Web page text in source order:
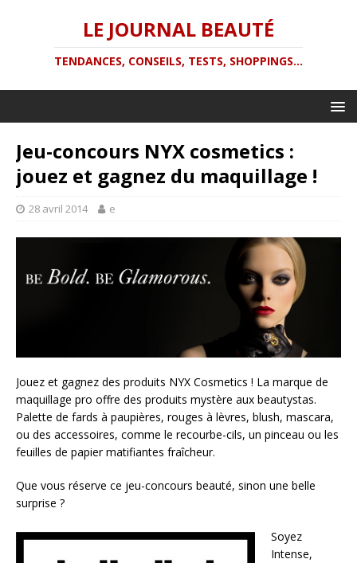
LE JOURNAL BEAUTÉ
TENDANCES, CONSEILS, TESTS, SHOPPINGS...
Jeu-concours NYX cosmetics :
jouez et gagnez du maquillage !
28 avril 2014 e
Jouez et gagnez des produits NYX Cosmetics ! La marque de
maquillage pro offre des produits mystère aux beautystas.
Palette de fards à paupières, rouges à lèvres, blush, mascara,
ou des accessoires, comme le recourbe-cils, un pinceau ou les
feuilles de papier matifiantes fraîcheur.
Que vous réserve ce jeu-concours beauté, sinon une belle
surprise ?
Soyez
Intense,